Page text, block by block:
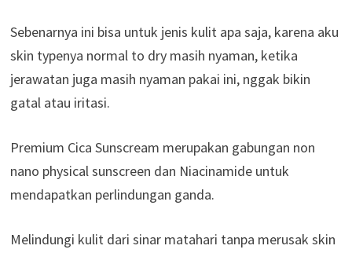
Sebenarnya ini bisa untuk jenis kulit apa saja, karena aku
skin typenya normal to dry masih nyaman, ketika
jerawatan juga masih nyaman pakai ini, nggak bikin
gatal atau iritasi.
Premium Cica Sunscream merupakan gabungan non
nano physical sunscreen dan Niacinamide untuk
mendapatkan perlindungan ganda.
Melindungi kulit dari sinar matahari tanpa merusak skin